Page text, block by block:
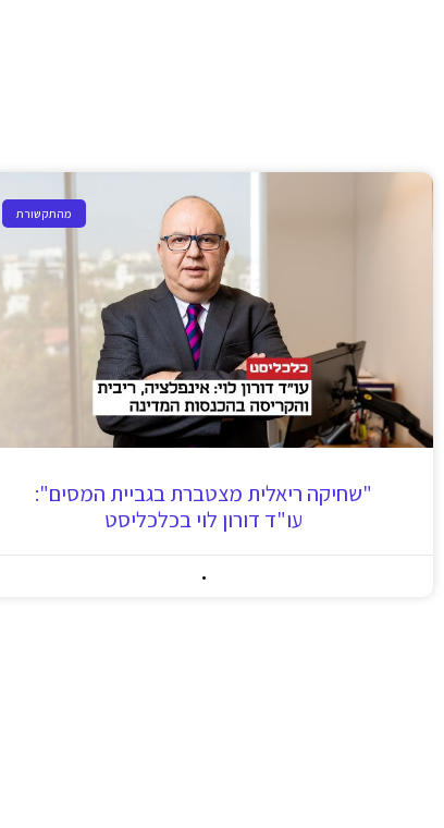
מהתקשורת
"שחיקה ריאלית מצטברת בגביית המסים":
עו"ד דורון לוי בכלכליסט